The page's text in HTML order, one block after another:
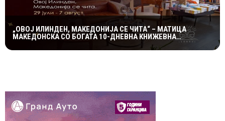
„ОВОЈ ИЛИНДЕН, МАКЕДОНИЈА СЕ ЧИТА“ – МАТИЦА
МАКЕДОНСКА СО БОГАТА 10-ДНЕВНА КНИЖЕВНА